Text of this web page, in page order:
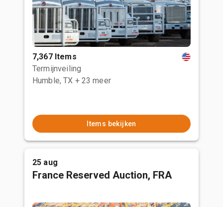
7,367 Items
Termijnveiling
Humble, TX + 23 meer
Items bekijken
25 aug
France Reserved Auction, FRA